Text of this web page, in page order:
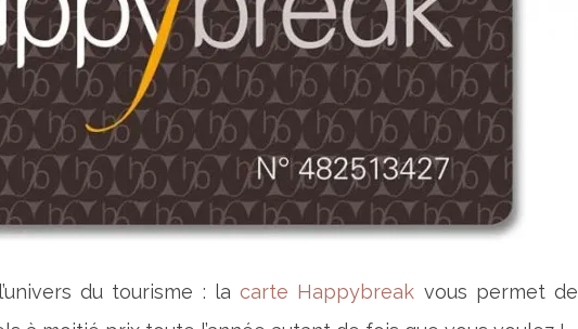
du tourisme : la carte Happybreak vous permet de